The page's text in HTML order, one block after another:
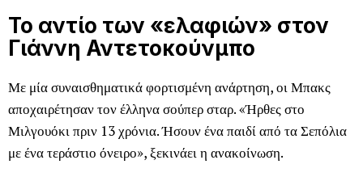
Το αντίο των «ελαφιών» στον
Γιάννη Αντετοκούνμπο
Με μία συναισθηματικά φορτισμένη ανάρτηση, οι Μπακς
αποχαιρέτησαν τον έλληνα σούπερ σταρ. «Ήρθες στο
Μιλγουόκι πριν 13 χρόνια. Ήσουν ένα παιδί από τα Σεπόλια
με ένα τεράστιο όνειρο», ξεκινάει η ανακοίνωση.